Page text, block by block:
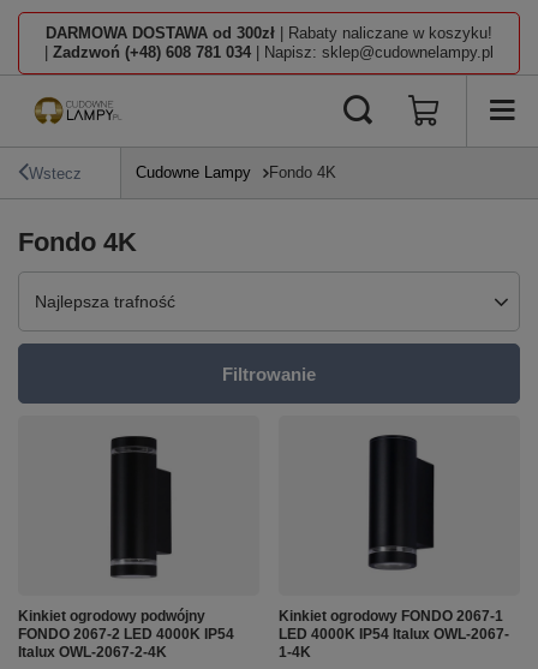
DARMOWA DOSTAWA od 300zł | Rabaty naliczane w koszyku!
Zadzwoń (+48) 608 781 034 | Napisz: sklep@cudownelampy.pl
Wstecz Cudowne Lampy Fondo 4K
Fondo 4K
Zmień sortowanie
Najlepsza trafność
Filtrowanie
Kinkiet ogrodowy podwójny
FONDO 2067-2 LED 4000K IP54
Italux OWL-2067-2-4K
Kinkiet ogrodowy FONDO 2067-1
LED 4000K IP54 Italux OWL-2067-
1-4K